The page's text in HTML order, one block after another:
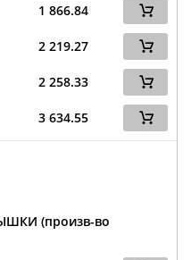
1 866.84
2 219.27
2 258.33
3 634.55
(произв-во